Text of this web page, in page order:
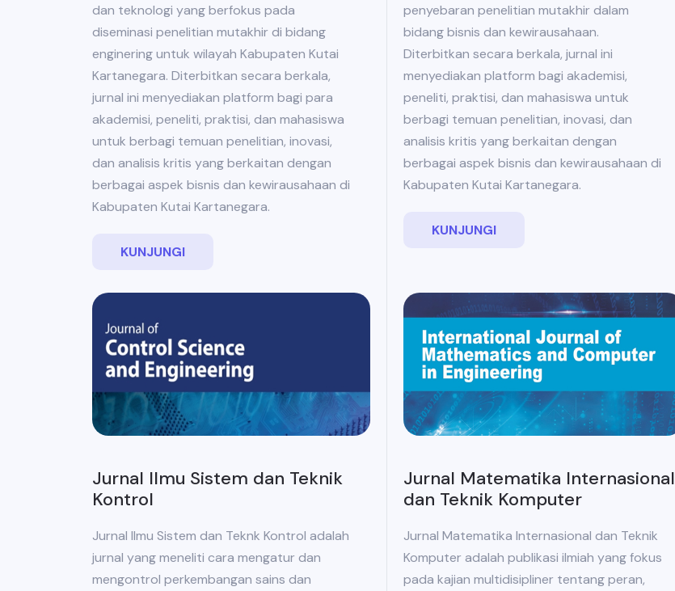
dan teknologi yang berfokus pada
diseminasi penelitian mutakhir di bidang
enginering untuk wilayah Kabupaten Kutai
Kartanegara. Diterbitkan secara berkala,
jurnal ini menyediakan platform bagi para
akademisi, peneliti, praktisi, dan mahasiswa
untuk berbagi temuan penelitian, inovasi,
dan analisis kritis yang berkaitan dengan
berbagai aspek bisnis dan kewirausahaan di
Kabupaten Kutai Kartanegara.
KUNJUNGI
penyebaran penelitian mutakhir dalam
bidang bisnis dan kewirausahaan.
Diterbitkan secara berkala, jurnal ini
menyediakan platform bagi akademisi,
peneliti, praktisi, dan mahasiswa untuk
berbagi temuan penelitian, inovasi, dan
analisis kritis yang berkaitan dengan
berbagai aspek bisnis dan kewirausahaan di
Kabupaten Kutai Kartanegara.
KUNJUNGI
Jurnal Ilmu Sistem dan Teknik
Kontrol
Jurnal Ilmu Sistem dan Teknk Kontrol adalah
jurnal yang meneliti cara mengatur dan
mengontrol perkembangan sains dan
Jurnal Matematika Internasional
dan Teknik Komputer
Jurnal Matematika Internasional dan Teknik
Komputer adalah publikasi ilmiah yang fokus
pada kajian multidisipliner tentang peran,